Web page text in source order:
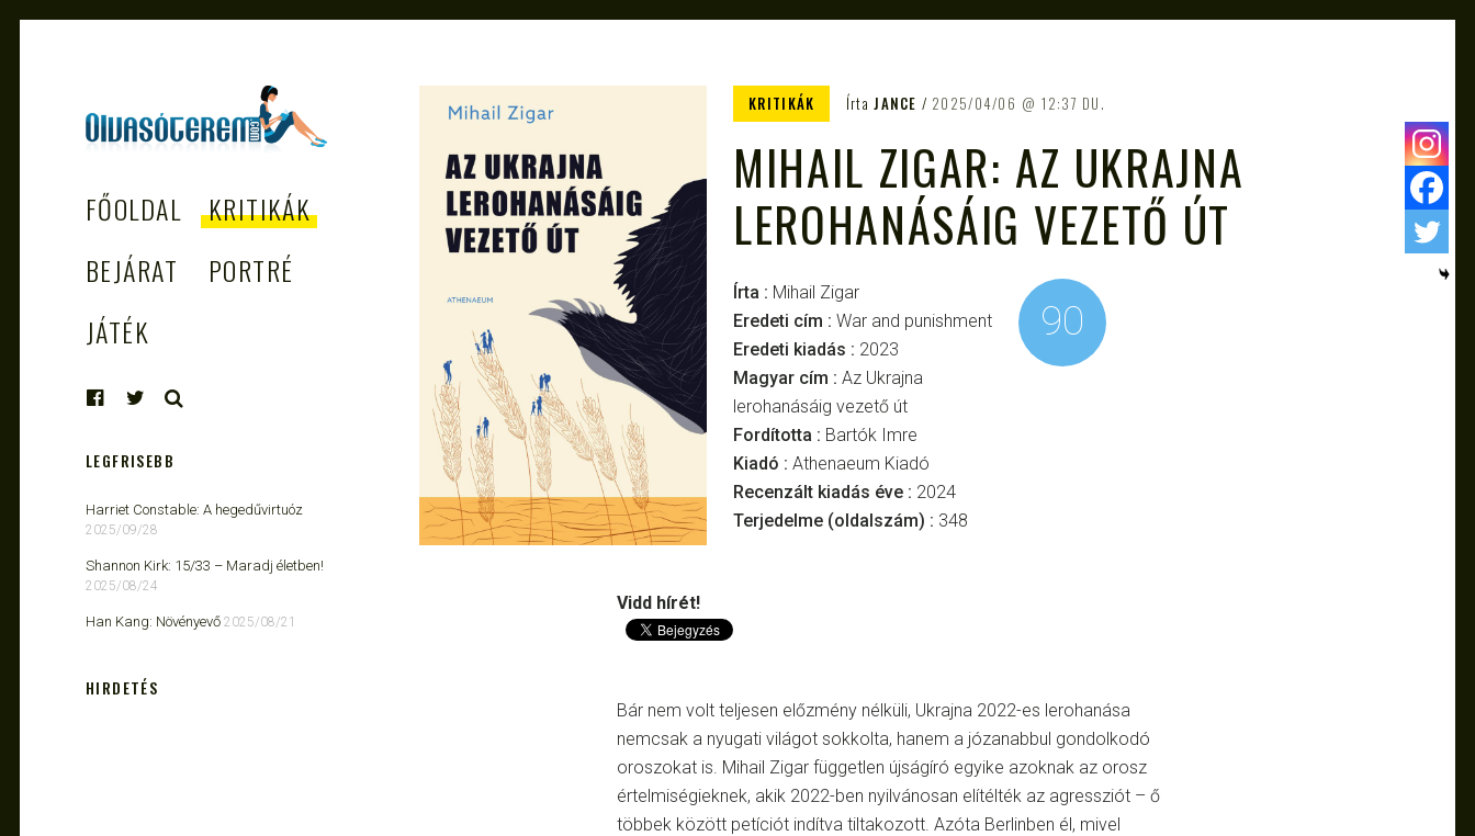
– AZ EGÉSZSÉGES
OLVASÁS
TÁMOGATÓJA
FŐOLDAL
KRITIKÁK
BEJÁRAT
PORTRÉ
JÁTÉK
KRITIKÁK ÍrtaJANCE 2025/04/06 12:37 DU.
MIHAIL ZIGAR: AZ UKRAJNA
LEROHANÁSÁIG VEZETŐ ÚT
Írta : Mihail Zigar
Eredeti cím : War and punishment
Eredeti kiadás : 2023
Magyar cím : Az Ukrajna
lerohanásáig vezető út
Fordította : Bartók Imre
Kiadó : Athenaeum Kiadó
Recenzált kiadás éve : 2024
Terjedelme (oldalszám) : 348
90
Vidd hírét!
Bár nem volt teljesen előzmény nélküli, Ukrajna 2022-es lerohanása
nemcsak a nyugati világot sokkolta, hanem a józanabbul gondolkodó
oroszokat is. Mihail Zigar független újságíró egyike azoknak az orosz
értelmiségieknek, akik 2022-ben nyilvánosan elítélték az agressziót – ő
többek között petíciót indítva tiltakozott. Azóta Berlinben él, mivel
LEGFRISEBB
Harriet Constable: A hegedűvirtuóz
2025/09/28
Shannon Kirk: 15/33 ​– Maradj életben!
2025/08/24
Han Kang: Növényevő 2025/08/21
HIRDETÉS